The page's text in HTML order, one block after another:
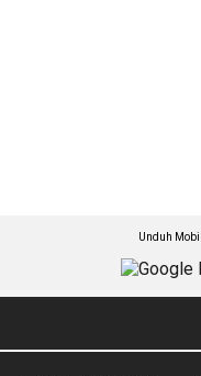
Unduh